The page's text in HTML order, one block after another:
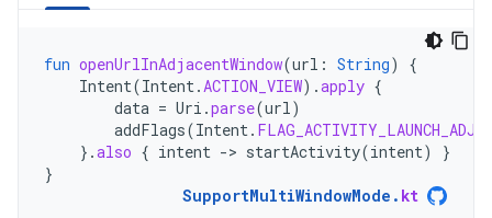
fun openUrlInAdjacentWindow(url : String)
{
Intent(Intent.ACTION_VIEW).apply {
data = Uri .parse(url)
addFlags(Intent.
}.also { intent -> startActivity(intent)
}
}
SupportMultiWindowMode . kt